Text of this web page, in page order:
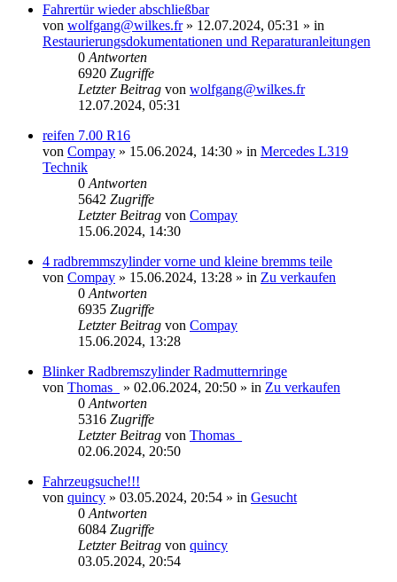
Fahrertür wieder abschließbar
von wolfgang@wilkes.fr» 12.07.2024, 05:31 » in
Restaurierungsdokumentationen und Reparaturanleitungen
0 Antworten
6920 Zugriffe
Letzter Beitrag von wolfgang@wilkes.fr
12.07.2024, 05:31
reifen 7.00 R16
von Compay » 15.06.2024, 14:30 » in Mercedes L319
Technik
0 Antworten
5642 Zugriffe
Letzter Beitrag von Compay
15.06.2024, 14:30
4 radbremmszylinder vorne und kleine bremms teile
von Compay » 15.06.2024, 13:28 » in Zu verkaufen
0 Antworten
6935 Zugriffe
Letzter Beitrag von Compay
15.06.2024, 13:28
Blinker Radbremszylinder Radmutternringe
von Thomas_ » 02.06.2024, 20:50 » in Zu verkaufen
0 Antworten
5316 Zugriffe
Letzter Beitrag von Thomas_
02.06.2024, 20:50
Fahrzeugsuche!!!
von quincy » 03.05.2024, 20:54 » in Gesucht
0 Antworten
6084 Zugriffe
Letzter Beitrag von quincy
03.05.2024, 20:54